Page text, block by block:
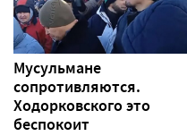
Мусульмане
сопротивляются.
Ходорковского это
беспокоит